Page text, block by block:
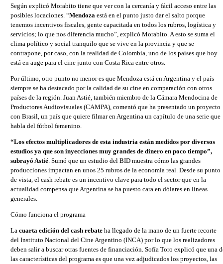
Según explicó Morabito tiene que ver con la cercanía y fácil acceso entre las
posibles locaciones. “Mendoza está en el punto justo dar el salto porque
tenemos incentivos fiscales, gente capacitada en todos los rubros, logística y
servicios; lo que nos diferencia mucho”, explicó Morabito. A esto se suma el
clima político y social tranquilo que se vive en la provincia y que se
contrapone, por caso, con la realidad de Colombia, uno de los países que hoy
está en auge para el cine junto con Costa Rica entre otros.
Por último, otro punto no menor es que Mendoza está en Argentina y el país
siempre se ha destacado por la calidad de su cine en comparación con otros
países de la región. Juan Astié, también miembro de la Cámara Mendocina de
Productores Audiovisuales (CAMPA), comentó que ha presentado un proyecto
con Brasil, un país que quiere filmar en Argentina un capítulo de una serie que
habla del fútbol femenino.
“Los efectos multiplicadores de esta industria están medidos por diversos
estudios ya que son inyecciones muy grandes de dinero en poco tiempo”,
subrayó Astié. Sumó que un estudio del BID muestra cómo las grandes
producciones impactan en unos 25 rubros de la economía real. Desde su punto
de vista, el cash rebate es un incentivo clave para todo el sector que en la
actualidad compensa que Argentina se ha puesto cara en dólares en líneas
generales.
Cómo funciona el programa
La cuarta edición del cash rebate ha llegado de la mano de un fuerte recorte
del Instituto Nacional del Cine Argentino (INCA) por lo que los realizadores
deben salir a buscar otras fuentes de financiación. Sofía Toro explicó que una
las características del programa es que una vez adjudicados los proyectos, las